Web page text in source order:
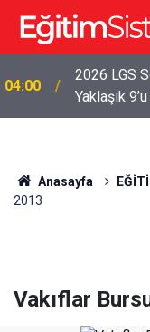
04:00
2026 LGS
Yaklaşık
Anasayfa
2013
Vakıflar